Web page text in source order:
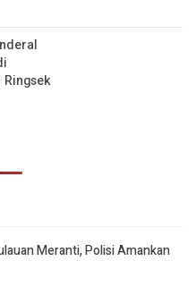
Meranti, Polisi Amankan